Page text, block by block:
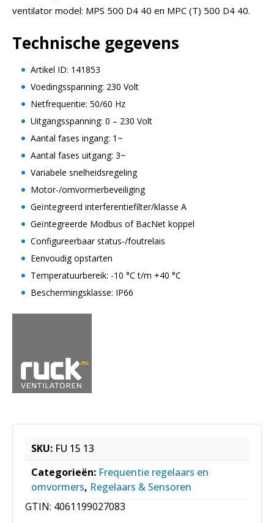
ventilator model: MPS 500 D4 40 en MPC (T) 500 D4 40.
Technische gegevens
Artikel ID: 141853
Voedingsspanning: 230 Volt
Netfrequentie: 50/60 Hz
Uitgangsspanning: 0 – 230 Volt
Aantal fases ingang: 1~
Aantal fases uitgang: 3~
Variabele snelheidsregeling
Motor-/omvormerbeveiliging
Geïntegreerd interferentiefilter/klasse A
Geïntegreerde Modbus of BacNet koppel
Configureerbaar status-/foutrelais
Eenvoudig opstarten
Temperatuurbereik: -10 °C t/m +40 °C
Beschermingsklasse: IP66
SKU: FU 15 13
Categorieën: Frequentie regelaars en
omvormers, Regelaars & Sensoren
GTIN: 4061199027083